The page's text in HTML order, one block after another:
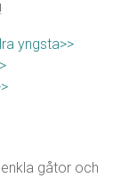
yngsta>>
gåtor och